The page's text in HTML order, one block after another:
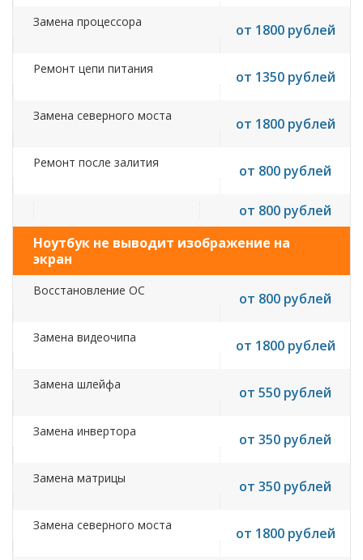
Замена процессора от 1800 рублей
Ремонт цепи питания от 1350 рублей
Замена северного моста от 1800 рублей
Ремонт после залития от 800 рублей
от 800 рублей
Ноутбук не выводит изображение на
экран
Восстановление ОС от 800 рублей
Замена видеочипа от 1800 рублей
Замена шлейфа от 550 рублей
Замена инвертора от 350 рублей
Замена матрицы от 350 рублей
Замена северного моста от 1800 рублей